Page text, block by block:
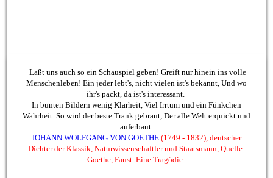
Laßt uns auch so ein Schauspiel geben! Greift nur hinein ins volle
Menschenleben! Ein jeder lebt's, nicht vielen ist's bekannt, Und wo
ihr's packt, da ist's interessant.
In bunten Bildern wenig Klarheit, Viel Irrtum und ein Fünkchen
Wahrheit. So wird der beste Trank gebraut, Der alle Welt erquickt und
auferbaut.
JOHANN WOLFGANG VON GOETHE (1749 - 1832), deutscher
Dichter der Klassik, Naturwissenschaftler und Staatsmann, Quelle:
Goethe, Faust. Eine Tragödie.